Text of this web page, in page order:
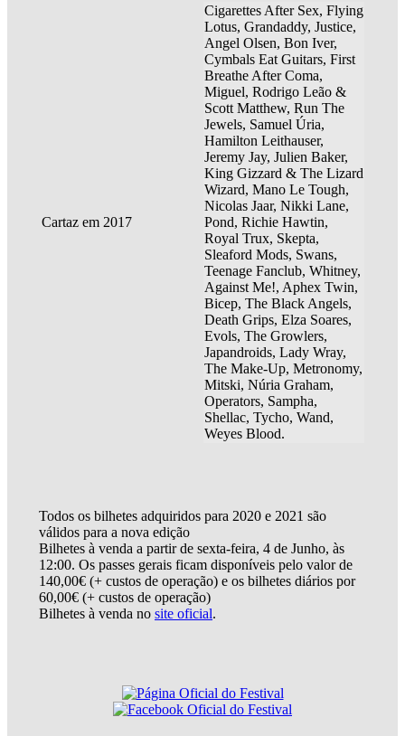
Cartaz em 2017
Cigarettes After Sex, Flying
Lotus, Grandaddy, Justice,
Angel Olsen, Bon Iver,
Cymbals Eat Guitars, First
Breathe After Coma,
Miguel, Rodrigo Leão &
Scott Matthew, Run The
Jewels, Samuel Úria,
Hamilton Leithauser,
Jeremy Jay, Julien Baker,
King Gizzard & The Lizard
Wizard, Mano Le Tough,
Nicolas Jaar, Nikki Lane,
Pond, Richie Hawtin,
Royal Trux, Skepta,
Sleaford Mods, Swans,
Teenage Fanclub, Whitney,
Against Me!, Aphex Twin,
Bicep, The Black Angels,
Death Grips, Elza Soares,
Evols, The Growlers,
Japandroids, Lady Wray,
The Make-Up, Metronomy,
Mitski, Núria Graham,
Operators, Sampha,
Shellac, Tycho, Wand,
Weyes Blood.
Todos os bilhetes adquiridos para 2020 e 2021 são
válidos para a nova edição
Bilhetes à venda a partir de sexta-feira, 4 de Junho, às
12:00. Os passes gerais ficam disponíveis pelo valor de
140,00€ (+ custos de operação) e os bilhetes diários por
60,00€ (+ custos de operação)
Bilhetes à venda no site oficial.